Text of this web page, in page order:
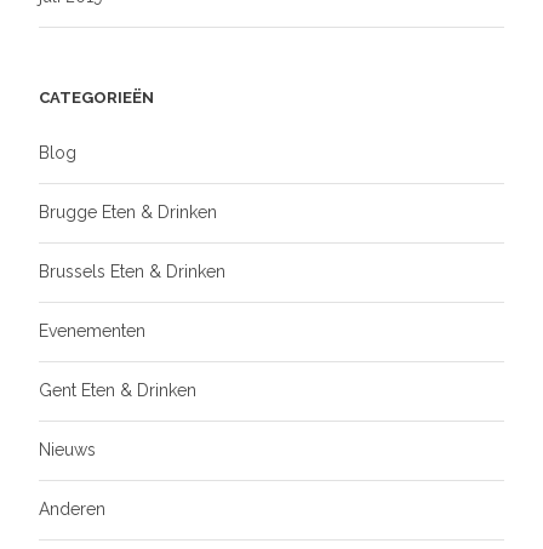
CATEGORIEËN
Blog
Brugge Eten & Drinken
Brussels Eten & Drinken
Evenementen
Gent Eten & Drinken
Nieuws
Anderen